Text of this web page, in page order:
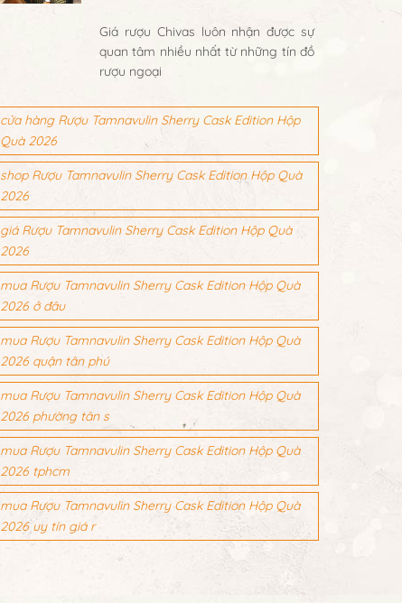
Giá rượu Chivas luôn nhận được sự
quan tâm nhiều nhất từ những tín đồ
rượu ngoại
cửa hàng Rượu Tamnavulin Sherry Cask Edition Hộp
Quà 2026
shop Rượu Tamnavulin Sherry Cask Edition Hộp Quà
2026
giá Rượu Tamnavulin Sherry Cask Edition Hộp Quà
2026
mua Rượu Tamnavulin Sherry Cask Edition Hộp Quà
2026 ở đâu
mua Rượu Tamnavulin Sherry Cask Edition Hộp Quà
2026 quận tân phú
mua Rượu Tamnavulin Sherry Cask Edition Hộp Quà
2026 phường tân s
mua Rượu Tamnavulin Sherry Cask Edition Hộp Quà
2026 tphcm
mua Rượu Tamnavulin Sherry Cask Edition Hộp Quà
2026 uy tín giá r